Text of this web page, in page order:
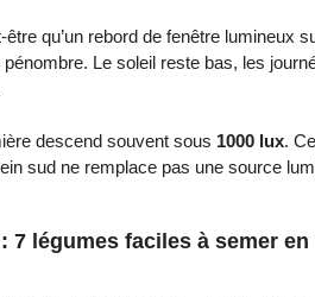
qu’un rebord de fenêtre lumineux
Le soleil reste bas, les
descend souvent sous 1000 lux.
sud ne remplace pas une source
7 légumes faciles à semer